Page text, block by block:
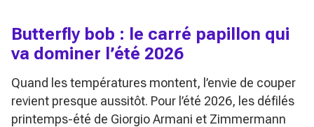
Butterfly bob : le carré papillon qui
va dominer l’été 2026
Quand les températures montent, l’envie de couper
revient presque aussitôt. Pour l’été 2026, les défilés
printemps-été de Giorgio Armani et Zimmermann